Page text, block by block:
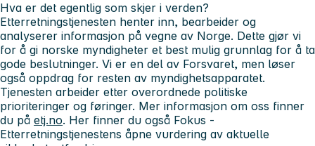
Hva er det egentlig som skjer i verden?
Etterretningstjenesten henter inn, bearbeider og
analyserer informasjon på vegne av Norge. Dette gjør vi
for å gi norske myndigheter et best mulig grunnlag for å ta
gode beslutninger. Vi er en del av Forsvaret, men løser
også oppdrag for resten av myndighetsapparatet.
Tjenesten arbeider etter overordnede politiske
prioriteringer og føringer. Mer informasjon om oss finner
du på etj.no. Her finner du også Fokus -
Etterretningstjenestens åpne vurdering av aktuelle